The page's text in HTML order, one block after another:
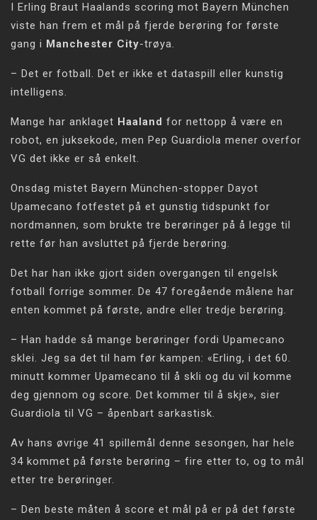
I Erling Braut Haalands scoring mot Bayern München
viste han frem et mål på fjerde berøring for første
gang i Manchester City-trøya.
– Det er fotball. Det er ikke et dataspill eller kunstig
intelligens.
Mange har anklaget Haaland for nettopp å være en
robot, en juksekode, men Pep Guardiola mener overfor
VG det ikke er så enkelt.
Onsdag mistet Bayern München-stopper Dayot
Upamecano fotfestet på et gunstig tidspunkt for
nordmannen, som brukte tre berøringer på å legge til
rette før han avsluttet på fjerde berøring.
Det har han ikke gjort siden overgangen til engelsk
fotball forrige sommer. De 47 foregående målene har
enten kommet på første, andre eller tredje berøring.
– Han hadde så mange berøringer fordi Upamecano
sklei. Jeg sa det til ham før kampen: «Erling, i det 60.
minutt kommer Upamecano til å skli og du vil komme
deg gjennom og score. Det kommer til å skje», sier
Guardiola til VG – åpenbart sarkastisk.
Av hans øvrige 41 spillemål denne sesongen, har hele
34 kommet på første berøring – fire etter to, og to mål
etter tre berøringer.
– Den beste måten å score et mål på er på det første